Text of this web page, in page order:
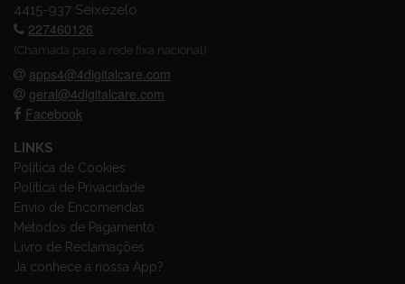
4415-937 Seixezelo
227460126
(Chamada para a rede fixa nacional)
apps4@4digitalcare.com
geral@4digitalcare.com
Facebook
LINKS
Política de Cookies
Política de Privacidade
Envio de Encomendas
Métodos de Pagamento
Livro de Reclamações
Já conhece a nossa App?